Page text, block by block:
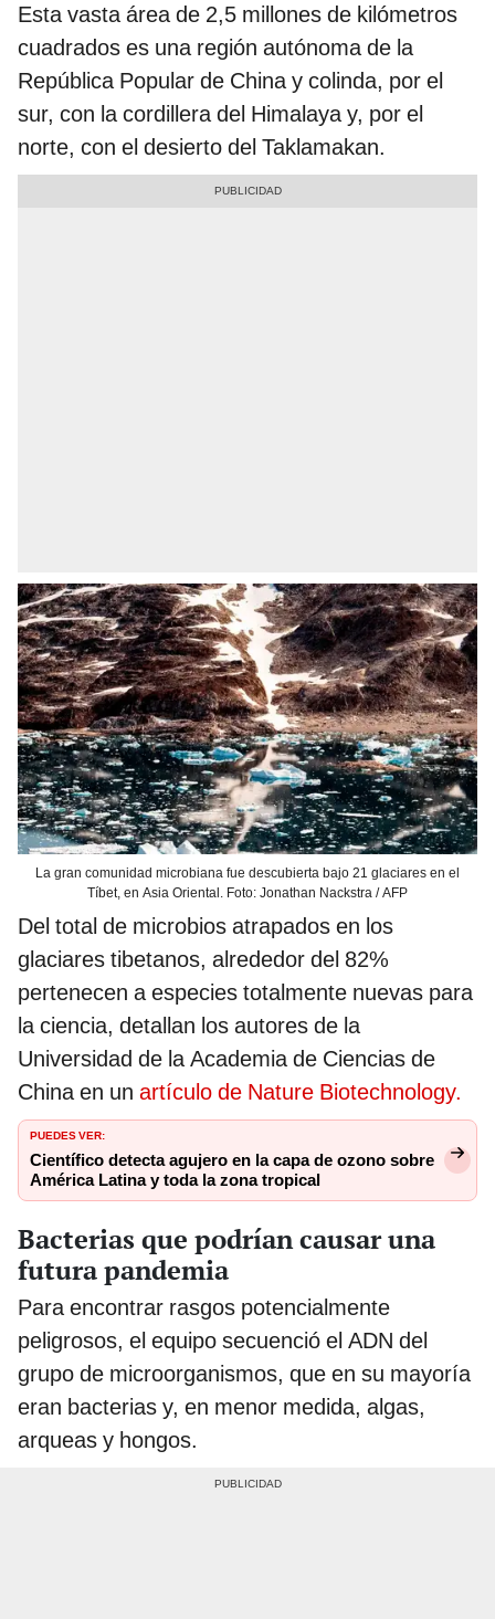
Esta vasta área de 2,5 millones de kilómetros
cuadrados es una región autónoma de la
República Popular de China y colinda, por el
sur, con la cordillera del Himalaya y, por el
norte, con el desierto del Taklamakan.
La gran comunidad microbiana fue descubierta bajo 21 glaciares en el
Tíbet, en Asia Oriental. Foto: Jonathan Nackstra / AFP
Del total de microbios atrapados en los
glaciares tibetanos, alrededor del 82%
pertenecen a especies totalmente nuevas para
la ciencia, detallan los autores de la
Universidad de la Academia de Ciencias de
China en un artículo de Nature Biotechnology.
PUEDES VER:
Científico detecta agujero en la capa de ozono sobre
América Latina y toda la zona tropical
Bacterias que podrían causar una
futura pandemia
Para encontrar rasgos potencialmente
peligrosos, el equipo secuenció el ADN del
grupo de microorganismos, que en su mayoría
eran bacterias y, en menor medida, algas,
arqueas y hongos.